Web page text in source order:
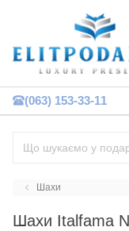
(063) 153-33-11
Шахи
Шахи Italfama